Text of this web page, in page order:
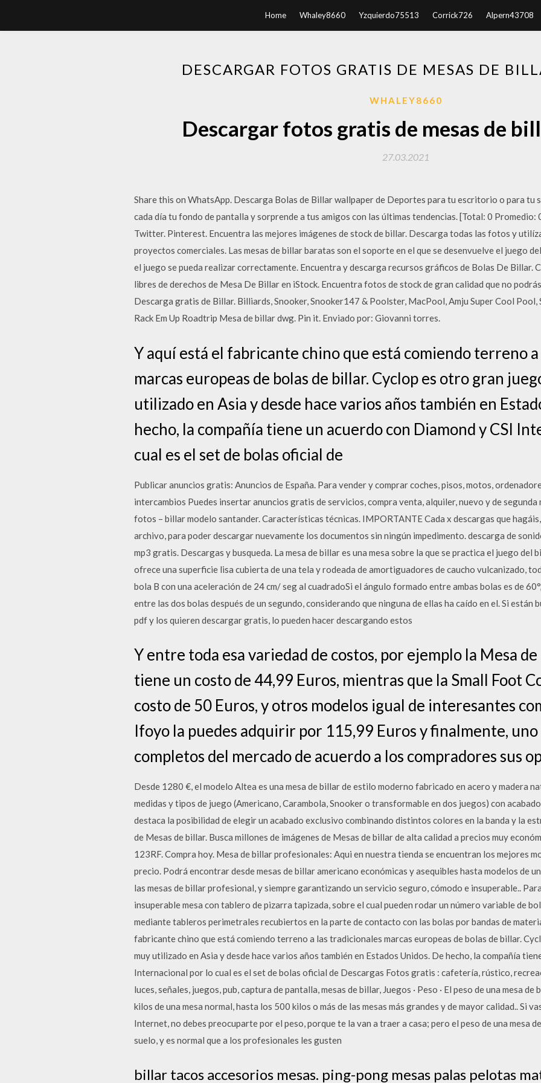
Home Whaley8660 Yzquierdo75513 Corrick726 Alpern43708
DESCARGAR FOTOS GRATIS DE MESAS DE
WHALEY8660
Descargar fotos gratis de mesas de
27.03.2021
Share this on WhatsApp. Descarga Bolas de Billar wallpaper de Deportes para tu escritorio o para tu
cada día tu fondo de pantalla y sorprende a tus amigos con las últimas tendencias. [Total: 0
Twitter. Pinterest. Encuentra las mejores imágenes de stock de billar. Descarga todas las fotos y
proyectos comerciales. Las mesas de billar baratas son el soporte en el que se desenvuelve el juego
el juego se pueda realizar correctamente. Encuentra y descarga recursos gráficos de Bolas De Billar.
libres de derechos de Mesa De Billar en iStock. Encuentra fotos de stock de gran calidad que no
Descarga gratis de Billar. Billiards, Snooker, Snooker147 & Poolster, MacPool, Amju Super Cool Pool,
Rack Em Up Roadtrip Mesa de billar dwg. Pin it. Enviado por: Giovanni torres.
Y aquí está el fabricante chino que está comiendo terreno
marcas europeas de bolas de billar. Cyclop es otro gran
utilizado en Asia y desde hace varios años también en
hecho, la compañía tiene un acuerdo con Diamond y CSI
cual es el set de bolas oficial de
Publicar anuncios gratis: Anuncios de España. Para vender y comprar coches, pisos, motos,
intercambios Puedes insertar anuncios gratis de servicios, compra venta, alquiler, nuevo y de segunda
fotos – billar modelo santander. Características técnicas. IMPORTANTE Cada x descargas que
archivo, para poder descargar nuevamente los documentos sin ningún impedimento. descarga de
mp3 gratis. Descargas y busqueda. La mesa de billar es una mesa sobre la que se practica el juego del
ofrece una superficie lisa cubierta de una tela y rodeada de amortiguadores de caucho vulcanizado,
bola B con una aceleración de 24 cm/ seg al cuadradoSi el ángulo formado entre ambas bolas es de
entre las dos bolas después de un segundo, considerando que ninguna de ellas ha caído en el. Si
pdf y los quieren descargar gratis, lo pueden hacer descargando estos
Y entre toda esa variedad de costos, por ejemplo la Mesa
tiene un costo de 44,99 Euros, mientras que la Small Foot
costo de 50 Euros, y otros modelos igual de interesantes
Ifoyo la puedes adquirir por 115,99 Euros y finalmente, uno
completos del mercado de acuerdo a los compradores sus
Desde 1280 €, el modelo Altea es una mesa de billar de estilo moderno fabricado en acero y madera
medidas y tipos de juego (Americano, Carambola, Snooker o transformable en dos juegos) con
destaca la posibilidad de elegir un acabado exclusivo combinando distintos colores en la banda y la
de Mesas de billar. Busca millones de imágenes de Mesas de billar de alta calidad a precios muy
123RF. Compra hoy. Mesa de billar profesionales: Aqui en nuestra tienda se encuentran los mejores
precio. Podrá encontrar desde mesas de billar americano económicas y asequibles hasta modelos de
las mesas de billar profesional, y siempre garantizando un servicio seguro, cómodo e insuperable..
insuperable mesa con tablero de pizarra tapizada, sobre el cual pueden rodar un número variable de
mediante tableros perimetrales recubiertos en la parte de contacto con las bolas por bandas de
fabricante chino que está comiendo terreno a las tradicionales marcas europeas de bolas de billar.
muy utilizado en Asia y desde hace varios años también en Estados Unidos. De hecho, la compañía
Internacional por lo cual es el set de bolas oficial de Descargas Fotos gratis : cafetería, rústico,
luces, señales, juegos, pub, captura de pantalla, mesas de billar, Juegos · Peso · El peso de una mesa
kilos de una mesa normal, hasta los 500 kilos o más de las mesas más grandes y de mayor calidad.. Si
Internet, no debes preocuparte por el peso, porque te la van a traer a casa; pero el peso de una mesa
suelo, y es normal que a los profesionales les gusten
billar tacos accesorios mesas. ping-pong mesas palas pelotas